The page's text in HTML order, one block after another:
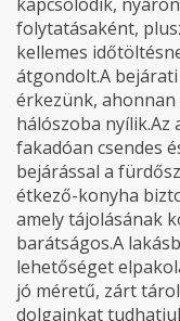
folytatásaként,
kellemes
átgondolt.A
érkezünk, ahonnan
hálószoba nyílik.Az
fakadóan csendes
bejárással a
étkező-konyha
amely tájolásának
barátságos.A
lehetőséget
jó méretű, zárt
dolgainkat